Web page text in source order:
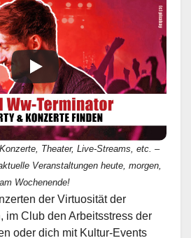
Theater, Live-Streams, etc. –
Veranstaltungen heute, morgen,
am Wochenende!
der Virtuosität der
im Club den Arbeitsstress der
oder dich mit Kultur-Events